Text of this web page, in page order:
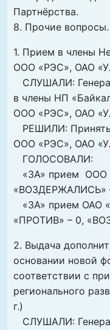
Партнёрства.
8. Прочие вопросы.
1. Прием в члены
ООО «РЭС», ОАО
СЛУШАЛИ:
в члены НП
ООО «РЭС», ОАО
РЕШИЛИ: Принять
ООО «РЭС», ОАО
ГОЛОСОВАЛИ:
«ЗА» прием ООО
«ВОЗДЕРЖАЛИСЬ»
«ЗА» прием ОАО
«ПРОТИВ» – 0,
2. Выдача
основании новой
соответствии с
регионального
г.)
СЛУШАЛИ: